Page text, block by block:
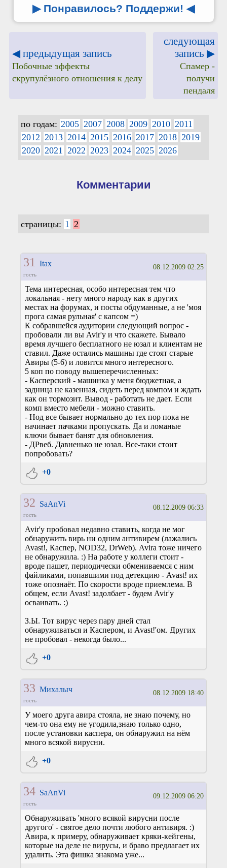
▶ Понравилось? Поддержи! ◀
◀ предыдущая запись
Побочные эффекты
скрупулёзного отношения к делу
следующая
запись ▶
Спамер -
получи
пендаля
по годам: 2005 2007 2008 2009 2010 2011
2012 2013 2014 2015 2016 2017 2018 2019
2020 2021 2022 2023 2024 2025 2026
Комментарии
страницы: 1 2
31 Itax
гость
08.12.2009 02:25
Тема интересная, особо интересная тем что
локальная - нету много народу как в других
местах на форумах, и посты обдуманные, а не 'моя
прога самая рульная' с капсом =)
К собравшейся аудитории следующий вопрос -
пробовали ли вы Avir'у и что скажете. Бывало
время лучшего бесплатного не юзал и клиентам не
ставил. Даже остались машины где стоят старые
Авиры (5-6) и ловится много интересного.
5 коп по поводу вышеперечисленных:
- Касперский - машинка у меня бюджетная, а
задница не казенная, сидеть перед компом и ждать
как он тормозит. Вывод - работать не дает. Если
комп вместо мебели - можно ставить.
- Нод все бывает нормально до тех пор пока не
начинает пачками пропускать. Да и ломаные
ключи бывает банят для обновления.
- ДРвеб. Давненько не юзал. Все-таки стоит
попробовать?
+0
32 SaAnVi
гость
08.12.2009 06:33
Avir'у пробовал недавно ставить, когда не мог
обнаружить вирь ни одним антивирем (лажались
Avast!, Каспер, NOD32, DrWeb). Avira тоже ничего
не обнаружила. :) На работе у коллеги стоит -
вроде пашет, периодически обмениваемся с ним
файликами, попавшими под детекцию - Avast! их
тоже опознаёт. По скорости вроде приемлема. В
общем, если Avast! задолбает - будем Avir'у
осваивать. :)
З.Ы. Тот вирус через пару дней стал
обнаруживаться и Каспером, и Avast!'ом. Других
не пробовал - некогда было...
+0
33 Михалыч
гость
08.12.2009 18:40
У моего друга авира стояла, не знаю почему, но
чем-то она ему не угодила,знаю только одно,
после установки каспера, он обнаружил на нём
много всякой вирусни.
+0
34 SaAnVi
гость
09.12.2009 06:20
Обнаруживать 'много всякой вирусни после
другого' - святое дело почти любого антивиря. :)
Авира, к примеру, обнаруживает кряки-кейгены,
которые на деле не вирусы, и браво предлагает их
удалить. Эта фишка знакома уже...